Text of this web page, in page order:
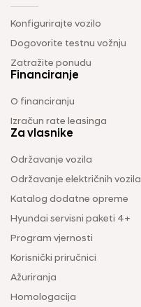
Konfigurirajte vozilo
Dogovorite testnu vožnju
Zatražite ponudu
Financiranje
O financiranju
Izračun rate leasinga
Za vlasnike
Održavanje vozila
Održavanje električnih vozila
Katalog dodatne opreme
Hyundai servisni paketi 4+
Program vjernosti
Korisnički priručnici
Ažuriranja
Homologacija